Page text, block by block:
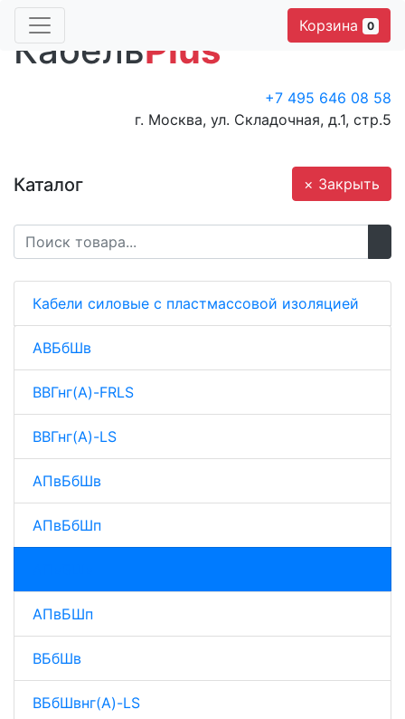
Корзина 0
КабельPlus
+7 495 646 08 58
г. Москва, ул. Складочная, д.1, стр.5
× Закрыть
Каталог
Кабели силовые с пластмассовой изоляцией
АВБбШв
ВВГнг(A)-FRLS
ВВГнг(A)-LS
АПвБбШв
АПвБбШп
АПвБШп
ВБбШв
ВБбШвнг(A)-LS